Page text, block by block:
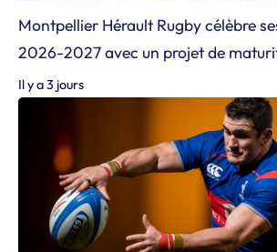
Montpellier Hérault Rugby célèbre
2026-2027 avec un projet de
Il y a 3 jours